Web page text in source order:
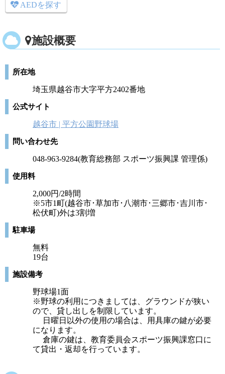
AEDを探す
施設概要
所在地
埼玉県越谷市大字平方2402番地
公式サイト
越谷市 | 平方公園野球場
問い合わせ先
048-963-9284(教育総務部 スポーツ振興課 管理係)
使用料
2,000円/2時間
※5市1町(越谷市･草加市･八潮市･三郷市･吉川市･
松伏町)外は3割増
駐車場
無料
19台
施設備考
野球場1面
※野球の利用につきましては、グラウンドが狭い
ので、貸し出しを制限しています。
日曜日以外の使用の場合は、用具庫の鍵が必要
になります。
倉庫の鍵は、教育委員会スポーツ振興課窓口に
て貸出・返却を行っています。